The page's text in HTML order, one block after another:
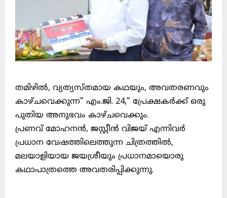
തമിഴിൽ, വ്യത്യസ്തമായ കഥയും, അവതരണവും
കാഴ്ചവെക്കുന്ന” എം.ജി. 24,” പ്രേക്ഷകർക്ക് ഒരു
പുതിയ അനുഭവം കാഴ്ചവെക്കും.
പ്രണവ് മോഹനൻ, ജസ്റ്റീൻ വിജയ് എന്നിവർ
പ്രധാന വേഷത്തിലെത്തുന്ന ചിത്രത്തിൽ,
മലയാളിയായ ജയശ്രീയും പ്രധാനമായൊരു
കഥാപാത്രത്തെ അവതരിപ്പിക്കുന്നു.